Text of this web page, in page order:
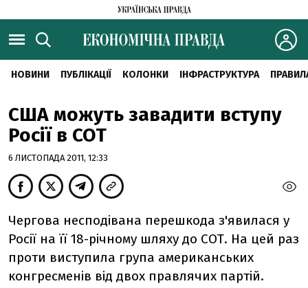
НОВИНИ ПУБЛІКАЦІЇ КОЛОНКИ ІНФРАСТРУКТУРА
США можуть завадити вступу
Росії в СОТ
6 ЛИСТОПАДА 2011, 12:33
Чергова несподівана перешкода з'явилася у
Росії на її 18-річному шляху до СОТ. На цей раз
проти виступила група американських
конгресменів від двох правлячих партій.